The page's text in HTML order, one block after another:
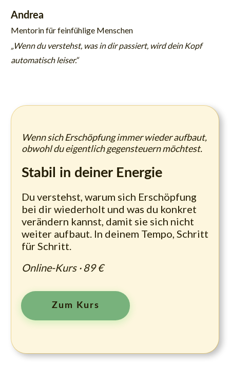
Andrea
Mentorin für feinfühlige Menschen
„Wenn du verstehst, was in dir passiert, wird dein Kopf
automatisch leiser.“
Wenn sich Erschöpfung immer wieder aufbaut,
obwohl du eigentlich gegensteuern möchtest.
Stabil in deiner Energie
Du verstehst, warum sich Erschöpfung
bei dir wiederholt und was du konkret
verändern kannst, damit sie sich nicht
weiter aufbaut. In deinem Tempo, Schritt
für Schritt.
Online-Kurs · 89 €
Zum Kurs